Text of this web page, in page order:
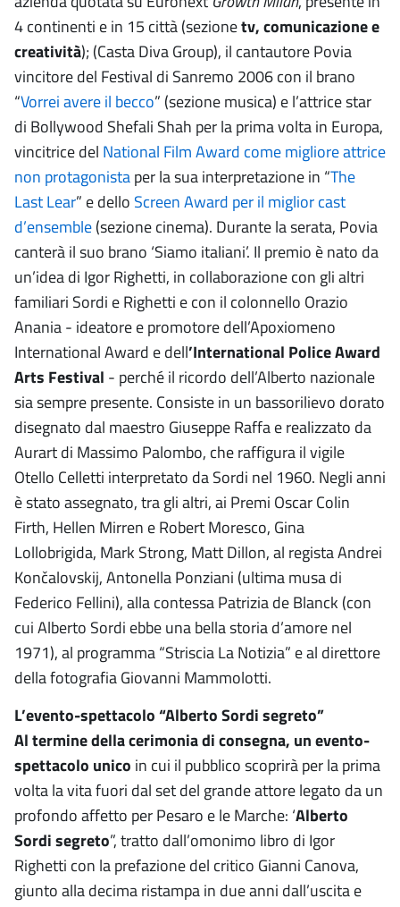
4 continenti e in 15 città (sezionetv, comunicazione e
creatività); (Casta Diva Group), il cantautore Povia
vincitore del Festival di Sanremo 2006 con il brano
“Vorrei avere il becco” (sezione musica) e l’attrice star
di Bollywood Shefali Shah per la prima volta in Europa,
vincitrice del National Film Award come migliore attrice
non protagonistaper la sua interpretazione in “The
Last Lear” e dello Screen Award per il miglior cast
d’ensemble(sezione cinema). Durante la serata, Povia
canterà il suo brano ‘Siamo italiani’. Il premio è nato da
un’idea di Igor Righetti, in collaborazione con gli altri
familiari Sordi e Righetti e con il colonnello Orazio
Anania - ideatore e promotore dell’Apoxiomeno
International Award e dell’International Police Award
Arts Festival - perché il ricordo dell’Alberto nazionale
sia sempre presente. Consiste in un bassorilievo dorato
disegnato dal maestro Giuseppe Raffa e realizzato da
Aurart di Massimo Palombo, che raffigura il vigile
Otello Celletti interpretato da Sordi nel 1960. Negli anni
è stato assegnato, tra gli altri, ai Premi Oscar Colin
Firth, Hellen Mirren e Robert Moresco, Gina
Lollobrigida, Mark Strong, Matt Dillon, al regista Andrei
Končalovskij, Antonella Ponziani (ultima musa di
Federico Fellini), alla contessa Patrizia de Blanck (con
cui Alberto Sordi ebbe una bella storia d’amore nel
1971), al programma “Striscia La Notizia” e al direttore
della fotografia Giovanni Mammolotti.
L’evento-spettacolo “Alberto Sordi segreto”
Al termine della cerimonia di consegna, un evento-
spettacolo unico in cui il pubblico scoprirà per la prima
volta la vita fuori dal set del grande attore legato da un
profondo affetto per Pesaro e le Marche: ‘Alberto
Sordi segreto”, tratto dall’omonimo libro di Igor
Righetti con la prefazione del critico Gianni Canova,
giunto alla decima ristampa in due anni dall’uscita e